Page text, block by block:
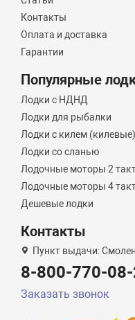
Контакты
Оплата и доставка
Гарантии
Популярные
Лодки с НДНД
Лодки для рыбалки
Лодки с килем (килевые)
Лодки со сланью
Лодочные моторы 2
Лодочные моторы 4
Дешевые лодки
Контакты
Пункт выдачи:
8-800-770-
Заказать звонок